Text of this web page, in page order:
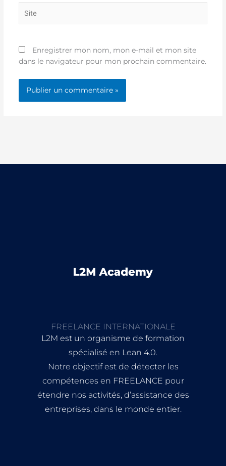
Enregistrer mon nom, mon e-mail et mon site
dans le navigateur pour mon prochain commentaire.
FREELANCE INTERNATIONALE
L2M est un organisme de formation
spécialisé en Lean 4.0.
Notre objectif est de détecter les
compétences en FREELANCE pour
étendre nos activités, d’assistance des
entreprises, dans le monde entier.